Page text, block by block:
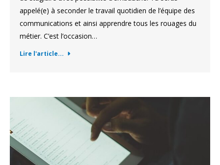
appelé(e) à seconder le travail quotidien de l’équipe des
communications et ainsi apprendre tous les rouages du
métier. C’est l’occasion…
Lire l'article...